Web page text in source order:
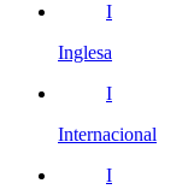
I
Inglesa
I
Internacional
I